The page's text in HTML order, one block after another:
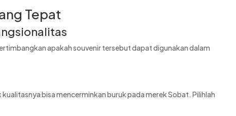
Tepat
apakah souvenir tersebut dapat digunakan dalam
bisa mencerminkan buruk pada merek Sobat. Pilihlah